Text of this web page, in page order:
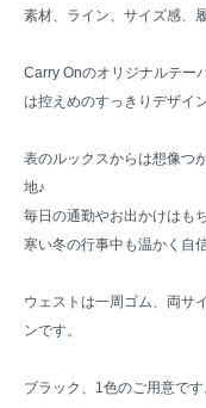
素材、ライン、サイズ感、
Carry Onのオリジナルテー
は控えめのすっきりデザイン
表のルックスからは想像つ
地♪
毎日の通勤やお出かけはも
寒い冬の行事中も温かく自
ウェストは一周ゴム、両サ
ンです。
ブラック、1色のご用意です